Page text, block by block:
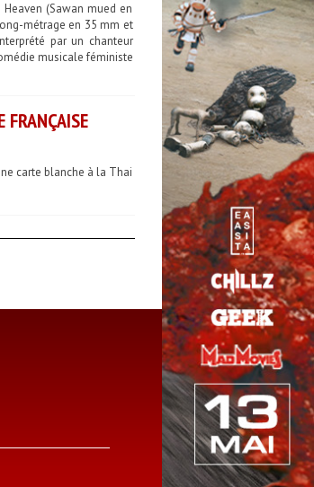
(Sawan mued en
métrage en 35 mm et
par un chanteur
musicale féministe
carte blanche à la Thai